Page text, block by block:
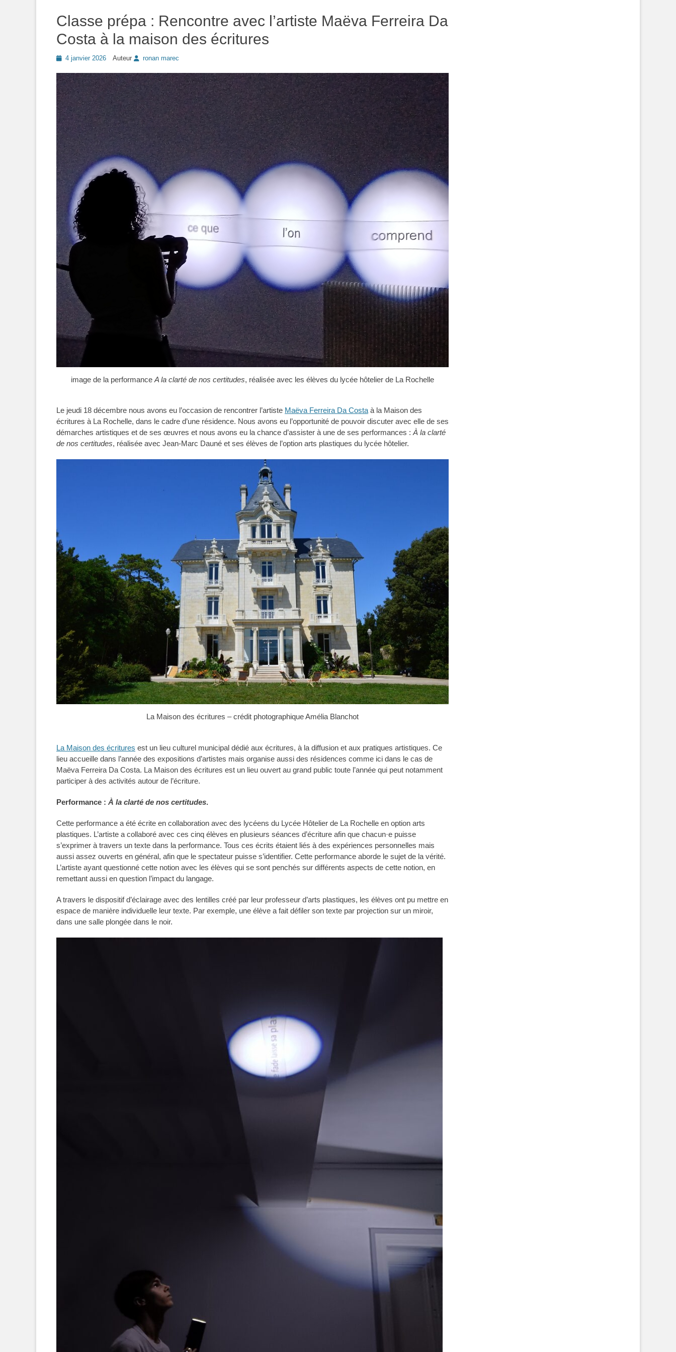
Classe prépa : Rencontre avec l’artiste Maëva Ferreira Da
Costa à la maison des écritures
Posted4 janvier 2026 Auteur ronan marec
image de la performance A la clarté de nos certitudes, réalisée avec les élèves du lycée hôtelier de La Rochelle
Le jeudi 18 décembre nous avons eu l’occasion de rencontrer l’artiste Maëva Ferreira Da Costa à la Maison des
écritures à La Rochelle, dans le cadre d’une résidence. Nous avons eu l’opportunité de pouvoir discuter avec elle de ses
démarches artistiques et de ses œuvres et nous avons eu la chance d’assister à une de ses performances : À la clarté
de nos certitudes, réalisée avec Jean-Marc Dauné et ses élèves de l’option arts plastiques du lycée hôtelier.
La Maison des écritures – crédit photographique Amélia Blanchot
La Maison des écritures est un lieu culturel municipal dédié aux écritures, à la diffusion et aux pratiques artistiques. Ce
lieu accueille dans l’année des expositions d’artistes mais organise aussi des résidences comme ici dans le cas de
Maëva Ferreira Da Costa. La Maison des écritures est un lieu ouvert au grand public toute l’année qui peut notamment
participer à des activités autour de l’écriture.
Performance : À la clarté de nos certitudes.
Cette performance a été écrite en collaboration avec des lycéens du Lycée Hôtelier de La Rochelle en option arts
plastiques. L’artiste a collaboré avec ces cinq élèves en plusieurs séances d’écriture afin que chacun·e puisse
s’exprimer à travers un texte dans la performance. Tous ces écrits étaient liés à des expériences personnelles mais
aussi assez ouverts en général, afin que le spectateur puisse s’identifier. Cette performance aborde le sujet de la vérité.
L’artiste ayant questionné cette notion avec les élèves qui se sont penchés sur différents aspects de cette notion, en
remettant aussi en question l’impact du langage.
A travers le dispositif d’éclairage avec des lentilles créé par leur professeur d’arts plastiques, les élèves ont pu mettre en
espace de manière individuelle leur texte. Par exemple, une élève a fait défiler son texte par projection sur un miroir,
dans une salle plongée dans le noir.